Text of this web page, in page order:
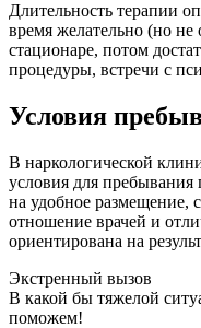
Длительность терапии
время желательно (но не
стационаре, потом
процедуры, встречи с
Условия
В наркологической
условия для
на удобное размещение,
отношение врачей и
ориентирована на
Экстренный вызов
В какой бы тяжелой
поможем!